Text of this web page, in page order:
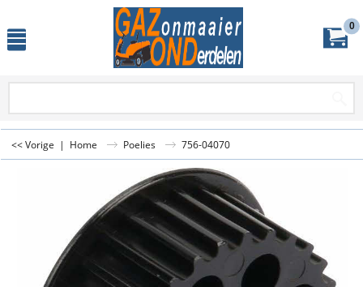
0
<< Vorige | Home Poelies 756-04070